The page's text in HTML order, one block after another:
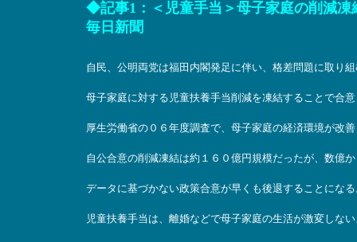
◆記事1：＜児童手当＞母子家庭の削減
毎日新聞
自民、公明両党は福田内閣発足に伴い、格差問題に取り
母子家庭に対する児童扶養手当削減を凍結することで合
厚生労働省の０６年度調査で、母子家庭の経済環境が改
自公合意の削減凍結は約１６０億円規模だったが、数億
データに基づかない政策合意が早くも後退することになる
児童扶養手当は、離婚などで母子家庭の生活が激変しな